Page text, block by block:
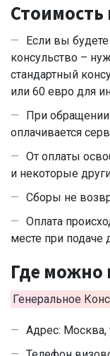
Стоимость
Если вы
консульство –
стандартный
или 60 евро для
При
оплачивается
От оплаты
и некоторые
Сборы не
Оплата
месте при подаче
Где можно
Генеральное
Адрес: Москва,